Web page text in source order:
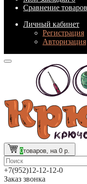
Сравнение товаров
Личный кабинет
Регистрация
Авторизация
0товаров, на 0 р.
+7(952)12-12-12-0
Заказ звонка